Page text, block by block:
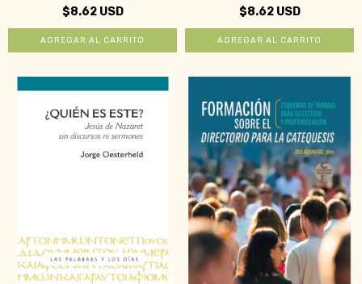
$8.62 USD $8.62 USD